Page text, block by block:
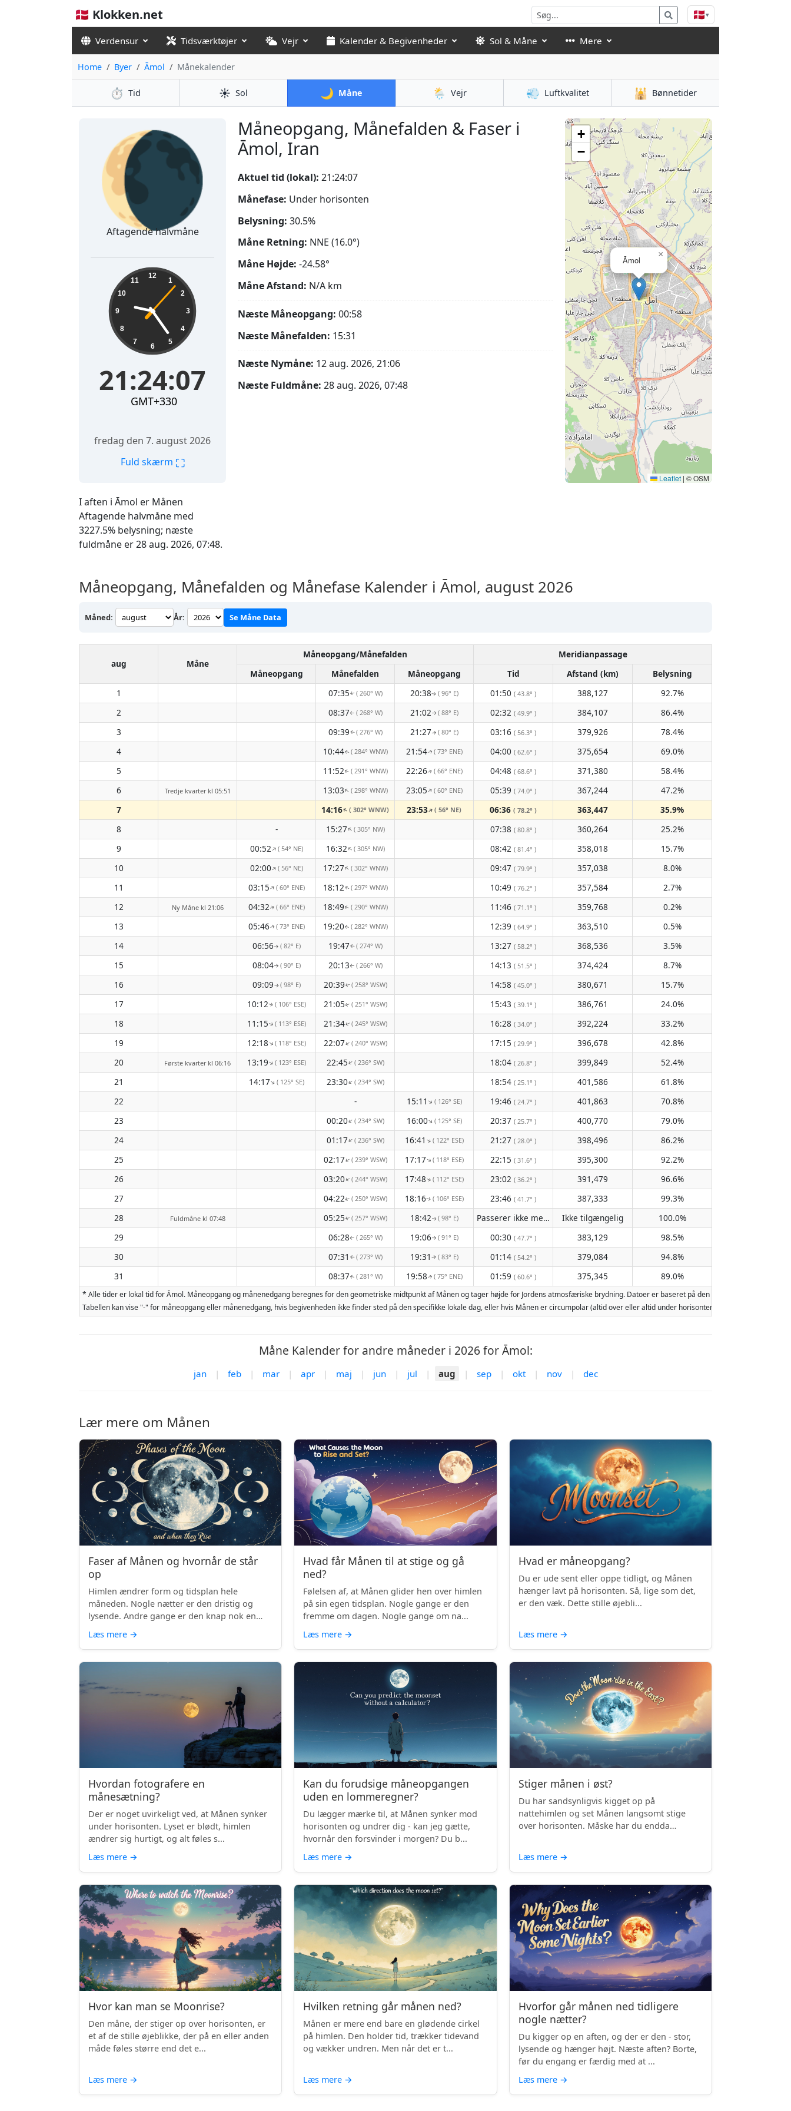
🇩🇰 Klokken.net 🇩🇰▾
Verdensur Tidsværktøjer Vejr Kalender & Begivenheder Sol & Måne Mere
Home Byer Āmol Månekalender
⏱️ Tid ☀️ Sol 🌙 Måne 🌦️ Vejr 💨 Luftkvalitet 🕌 Bønnetider
Måneopgang, Månefalden & Faser i
Āmol, Iran
I aften i Āmol er Månen
Aftagende halvmåne med
3227.5% belysning; næste
fuldmåne er 28 aug. 2026, 07:48.
🌘
Aftagende halvmåne
21:24:08 12
1
2
3
4
5
6
7
8
9
10
11
21:24:08
GMT+330
fredag den 7. august 2026
Fuld skærm ⛶
Aktuel tid (lokal): 21:24:08
Månefase: Under horisonten
Belysning: 30.5%
Måne Retning: NNE (16.0°)
Måne Højde: -24.58°
Måne Afstand: N/A km
Næste Måneopgang: 00:58
Næste Månefalden: 15:31
Næste Nymåne: 12 aug. 2026, 21:06
Næste Fuldmåne: 28 aug. 2026, 07:48
Āmol
×
+
−
Leaflet | © OSM
Måneopgang, Månefalden og Månefase Kalender i Āmol, august 2026
Måned: År: Se Måne Data
aug Måne
Måneopgang/Månefalden
Meridianpassage
Måneopgang
Månefalden Måneopgang Tid Afstand (km)
Belysning
1
07:35↑( 260° W) 20:38↑ ( 96° E) 01:50 ( 43.8° ) 388,127
92.7%
2
08:37↑ ( 268° W) 21:02↑ ( 88° E) 02:32 ( 49.9° ) 384,107
86.4%
3
09:39↑( 276° W) 21:27↑( 80° E) 03:16 ( 56.3° ) 379,926
78.4%
4
10:44↑( 284° WNW) 21:54↑( 73° ENE) 04:00 ( 62.6° ) 375,654
69.0%
5
11:52↑( 291° WNW) 22:26↑( 66° ENE) 04:48 ( 68.6° ) 371,380
58.4%
6
Tredje kvarter kl 05:51 13:03↑( 298° WNW) 23:05↑( 60° ENE) 05:39 ( 74.0° ) 367,244
47.2%
7
14:16↑( 302° WNW) 23:53↑( 56° NE) 06:36 ( 78.2° ) 363,447
35.9%
8
- 15:27↑( 305° NW) 07:38 ( 80.8° ) 360,264
25.2%
9
00:52↑( 54° NE) 16:32↑( 305° NW) 08:42 ( 81.4° ) 358,018
15.7%
10
02:00↑( 56° NE) 17:27↑( 302° WNW) 09:47 ( 79.9° ) 357,038
8.0%
11
03:15↑( 60° ENE) 18:12↑( 297° WNW) 10:49 ( 76.2° ) 357,584
2.7%
12
Ny Måne kl 21:06 04:32↑( 66° ENE) 18:49↑( 290° WNW) 11:46 ( 71.1° ) 359,768
0.2%
13
05:46↑( 73° ENE) 19:20↑( 282° WNW) 12:39 ( 64.9° ) 363,510
0.5%
14
06:56↑( 82° E) 19:47↑ ( 274° W) 13:27 ( 58.2° ) 368,536
3.5%
15
08:04↑ ( 90° E) 20:13↑ ( 266° W) 14:13 ( 51.5° ) 374,424
8.7%
16
09:09↑( 98° E) 20:39↑( 258° WSW) 14:58 ( 45.0° ) 380,671
15.7%
17
10:12↑( 106° ESE) 21:05↑( 251° WSW) 15:43 ( 39.1° ) 386,761
24.0%
18
11:15↑( 113° ESE) 21:34↑( 245° WSW) 16:28 ( 34.0° ) 392,224
33.2%
19
12:18↑( 118° ESE) 22:07↑( 240° WSW) 17:15 ( 29.9° ) 396,678
42.8%
20
Første kvarter kl 06:16 13:19↑( 123° ESE) 22:45↑( 236° SW) 18:04 ( 26.8° ) 399,849
52.4%
21
14:17↑( 125° SE) 23:30↑( 234° SW) 18:54 ( 25.1° ) 401,586
61.8%
22
- 15:11↑( 126° SE) 19:46 ( 24.7° ) 401,863
70.8%
23
00:20↑( 234° SW) 16:00↑( 125° SE) 20:37 ( 25.7° ) 400,770
79.0%
24
01:17↑( 236° SW) 16:41↑( 122° ESE) 21:27 ( 28.0° ) 398,496
86.2%
25
02:17↑( 239° WSW) 17:17↑( 118° ESE) 22:15 ( 31.6° ) 395,300
92.2%
26
03:20↑( 244° WSW) 17:48↑( 112° ESE) 23:02 ( 36.2° ) 391,479
96.6%
27
04:22↑( 250° WSW) 18:16↑( 106° ESE) 23:46 ( 41.7° ) 387,333
99.3%
28
Fuldmåne kl 07:48 05:25↑( 257° WSW) 18:42↑( 98° E) Passerer ikke meridianen ( Ikke tilgængelig )
Ikke tilgængelig
100.0%
29
06:28↑ ( 265° W) 19:06↑ ( 91° E) 00:30 ( 47.7° ) 383,129
98.5%
30
07:31 ↑ ( 273° W) 19:31 ↑ ( 83° E) 01:14 ( 54.2° ) 379,084
94.8%
31
08:37↑( 281° W) 19:58↑( 75° ENE) 01:59 ( 60.6° ) 375,345 89.0%
* Alle tider er lokal tid for Āmol. Måneopgang og månenedgang beregnes for den geometriske midtpunkt af Månen og tager højde for Jordens atmosfæriske brydning. Datoer er baseret på den gregorianske
Tabellen kan vise "-" for måneopgang eller månenedgang, hvis begivenheden ikke finder sted på den specifikke lokale dag, eller hvis Månen er circumpolar (altid over eller altid under horisonten). To måneopgange
Måne Kalender for andre måneder i 2026 for Āmol:
jan | feb | mar | apr | maj | jun | jul | aug | sep | okt | nov | dec
Lær mere om Månen
Faser af Månen og hvornår de står
op
Himlen ændrer form og tidsplan hele
måneden. Nogle nætter er den dristig og
lysende. Andre gange er den knap nok en
Læs mere →
Hvad får Månen til at stige og gå
ned?
Følelsen af, at Månen glider hen over himlen
på sin egen tidsplan. Nogle gange er den
fremme om dagen. Nogle gange om na...
Læs mere →
Hvad er måneopgang?
Du er ude sent eller oppe tidligt, og Månen
hænger lavt på horisonten. Så, lige som det,
er den væk. Dette stille øjebli...
Læs mere →
Hvordan fotografere en
månesætning?
Der er noget uvirkeligt ved, at Månen synker
under horisonten. Lyset er blødt, himlen
ændrer sig hurtigt, og alt føles s...
Læs mere →
Kan du forudsige måneopgangen
uden en lommeregner?
Du lægger mærke til, at Månen synker mod
horisonten og undrer dig - kan jeg gætte,
hvornår den forsvinder i morgen? Du b...
Læs mere →
Stiger månen i øst?
Du har sandsynligvis kigget op på
nattehimlen og set Månen langsomt stige
over horisonten. Måske har du endda
Læs mere →
Hvor kan man se Moonrise?
Den måne, der stiger op over horisonten, er
et af de stille øjeblikke, der på en eller anden
måde føles større end det e...
Læs mere →
Hvilken retning går månen ned?
Månen er mere end bare en glødende cirkel
på himlen. Den holder tid, trækker tidevand
og vækker undren. Men når det er t...
Læs mere →
Hvorfor går månen ned tidligere
nogle nætter?
Du kigger op en aften, og der er den - stor,
lysende og hænger højt. Næste aften? Borte,
før du engang er færdig med at ...
Læs mere →